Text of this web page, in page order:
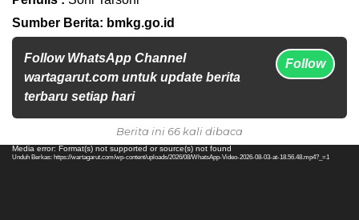
Sumber Berita: bmkg.go.id
Follow WhatsApp Channel
wartagarut.com untuk update berita
terbaru setiap hari
Follow
Berita ini 66 kali dibaca
Pemutar
Video
Media error: Format(s) not supported or source(s) not found
Unduh Berkas: https://wartagarut.com/wp-content/uploads/2026/08/WhatsApp-Video-2026-08-03-at-18.56.48.mp4?_=1